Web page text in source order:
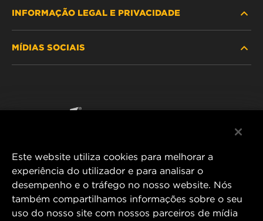
PROCURE O FILTRO
ONDE COMPRAR
CONTACTE NOS
INFORMAÇÃO LEGAL E PRIVACIDADE
MÍDIAS SOCIAIS
MANN+HUMMEL FT Poland
ul. Wrocławska 145,
63-800 GOSTYŃ, POLAND
Este website utiliza cookies para melhorar a
experiência do utilizador e para analisar o
desempenho e o tráfego no nosso website. Nós
também compartilhamos informações sobre o seu
uso do nosso site com nossos parceiros de mídia